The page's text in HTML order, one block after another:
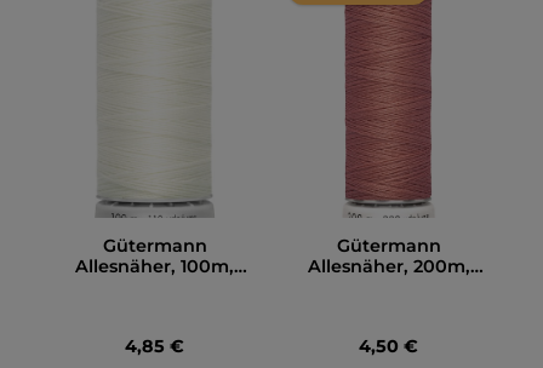
Gütermann
Allesnäher, 100m,
4,85 €
Gütermann
Allesnäher, 200m,
4,50 €